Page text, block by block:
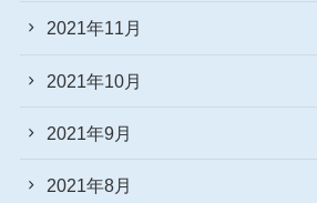
2021年11月
2021年10月
2021年9月
2021年8月